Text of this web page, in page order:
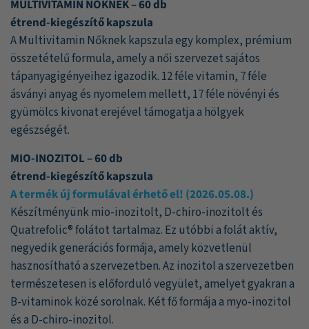
MULTIVITAMIN NŐKNEK – 60 db
étrend-kiegészítő kapszula
A Multivitamin Nőknek kapszula egy komplex, prémium
összetételű formula, amely a női szervezet sajátos
tápanyagigényeihez igazodik. 12 féle vitamin, 7 féle
ásványi anyag és nyomelem mellett, 17 féle növényi és
gyümölcs kivonat erejével támogatja a hölgyek
egészségét.
MIO-INOZITOL – 60 db
étrend-kiegészítő kapszula
A termék új formulával érhető el! (2026.05.08.)
Készítményünk mio-inozitolt, D-chiro-inozitolt és
Quatrefolic® folátot tartalmaz. Ez utóbbi a folát aktív,
negyedik generációs formája, amely közvetlenül
hasznosítható a szervezetben. Az inozitol a szervezetben
természetesen is előforduló vegyület, amelyet gyakran a
B-vitaminok közé sorolnak. Két fő formája a myo-inozitol
és a D-chiro-inozitol.